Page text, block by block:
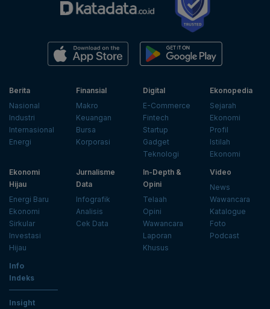
Berita
Nasional
Industri
Internasional
Energi
Finansial
Makro
Keuangan
Bursa
Korporasi
Digital
E-Commerce
Fintech
Startup
Gadget
Teknologi
Ekonopedia
Sejarah
Ekonomi
Profil
Istilah
Ekonomi
Ekonomi
Hijau
Energi Baru
Ekonomi
Sirkular
Investasi
Hijau
Jurnalisme
Data
Infografik
Analisis
Cek Data
In-Depth &
Opini
Telaah
Opini
Wawancara
Laporan
Khusus
Video
News
Wawancara
Katalogue
Foto
Podcast
Info
Indeks
Insight